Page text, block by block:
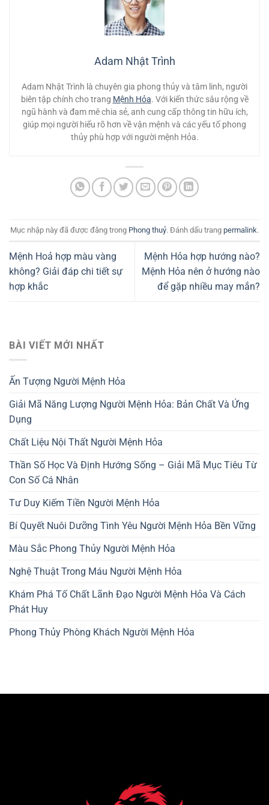
Adam Nhật Trình
Adam Nhật Trình là chuyên gia phong thủy và tâm linh, người
biên tập chính cho trang Mệnh Hỏa. Với kiến thức sâu rộng về
ngũ hành và đam mê chia sẻ, anh cung cấp thông tin hữu ích,
giúp mọi người hiểu rõ hơn về vận mệnh và các yếu tố phong
thủy phù hợp với người mệnh Hỏa.
Mục nhập này đã được đăng trong Phong thuỷ. Đánh dấu trang permalink.
Mệnh Hoả hợp màu vàng
không? Giải đáp chi tiết sự
hợp khắc
Mệnh Hỏa hợp hướng nào?
Mệnh Hỏa nên ở hướng nào
để gặp nhiều may mắn?
BÀI VIẾT MỚI NHẤT
Ấn Tượng Người Mệnh Hỏa
Giải Mã Năng Lượng Người Mệnh Hỏa: Bản Chất Và Ứng
Dụng
Chất Liệu Nội Thất Người Mệnh Hỏa
Thần Số Học Và Định Hướng Sống – Giải Mã Mục Tiêu Từ
Con Số Cá Nhân
Tư Duy Kiếm Tiền Người Mệnh Hỏa
Bí Quyết Nuôi Dưỡng Tình Yêu Người Mệnh Hỏa Bền Vững
Màu Sắc Phong Thủy Người Mệnh Hỏa
Nghệ Thuật Trong Máu Người Mệnh Hỏa
Khám Phá Tố Chất Lãnh Đạo Người Mệnh Hỏa Và Cách
Phát Huy
Phong Thủy Phòng Khách Người Mệnh Hỏa